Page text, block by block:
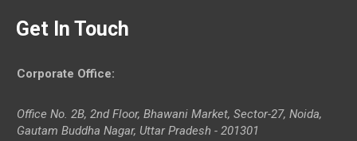
Get In Touch
Corporate Office:
Office No. 2B, 2nd Floor, Bhawani Market, Sector-27, Noida,
Gautam Buddha Nagar, Uttar Pradesh - 201301